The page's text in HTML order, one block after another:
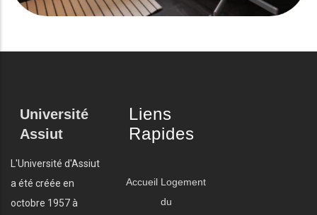
Université
Assiut
L'Université d'Assiut
a été créée en
octobre 1957 à
Liens
Rapides
Accueil Logement
du